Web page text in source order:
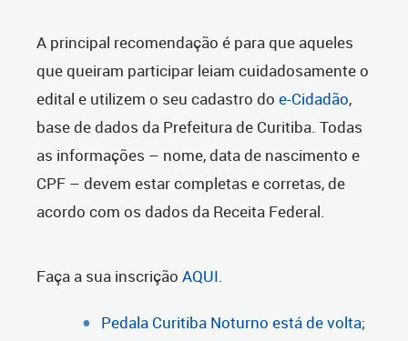
A principal recomendação é para que aqueles
que queiram participar leiam cuidadosamente o
edital e utilizem o seu cadastro do e-Cidadão,
base de dados da Prefeitura de Curitiba. Todas
as informações – nome, data de nascimento e
CPF – devem estar completas e corretas, de
acordo com os dados da Receita Federal.
Faça a sua inscrição AQUI.
Pedala Curitiba Noturno está de volta;